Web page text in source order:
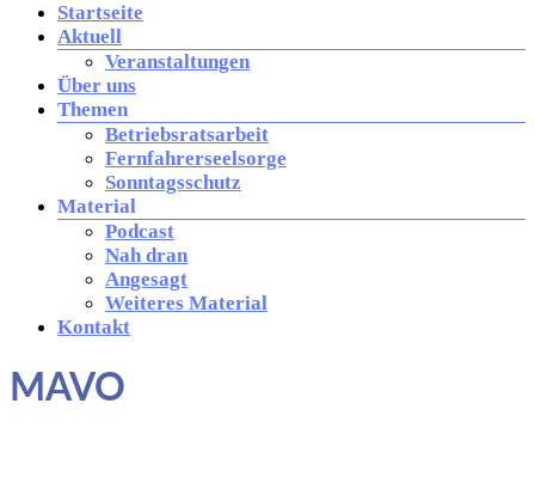
Startseite
Aktuell
Veranstaltungen
Über uns
Themen
Betriebsratsarbeit
Fernfahrerseelsorge
Sonntagsschutz
Material
Podcast
Nah dran
Angesagt
Weiteres Material
Kontakt
MAVO